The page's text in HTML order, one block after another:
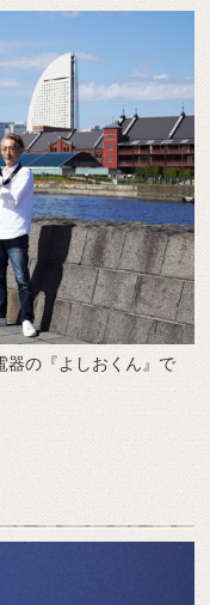
器の『よしおくん』で